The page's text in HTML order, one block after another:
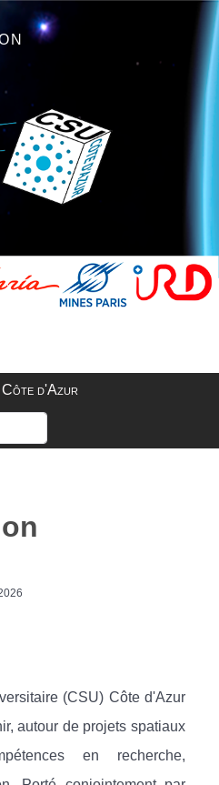
d'Azur
(CSU) Côte d'Azur
autour de projets spatiaux
en recherche,